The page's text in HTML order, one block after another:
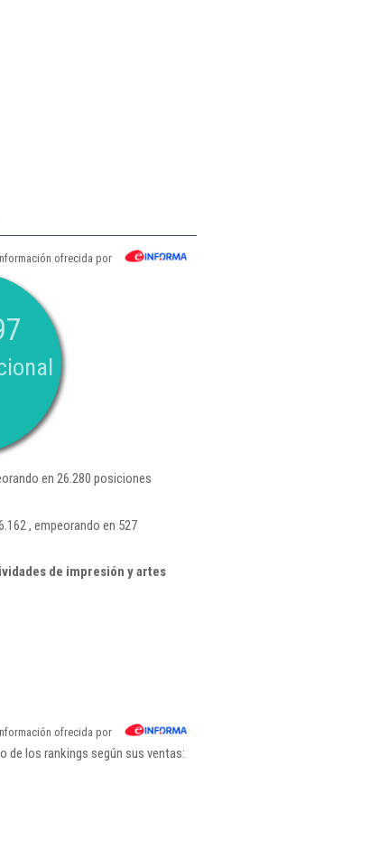
ofrecida por
en 26.280 posiciones
, empeorando en 527
de impresión y artes
ofrecida por
de los rankings según sus ventas: